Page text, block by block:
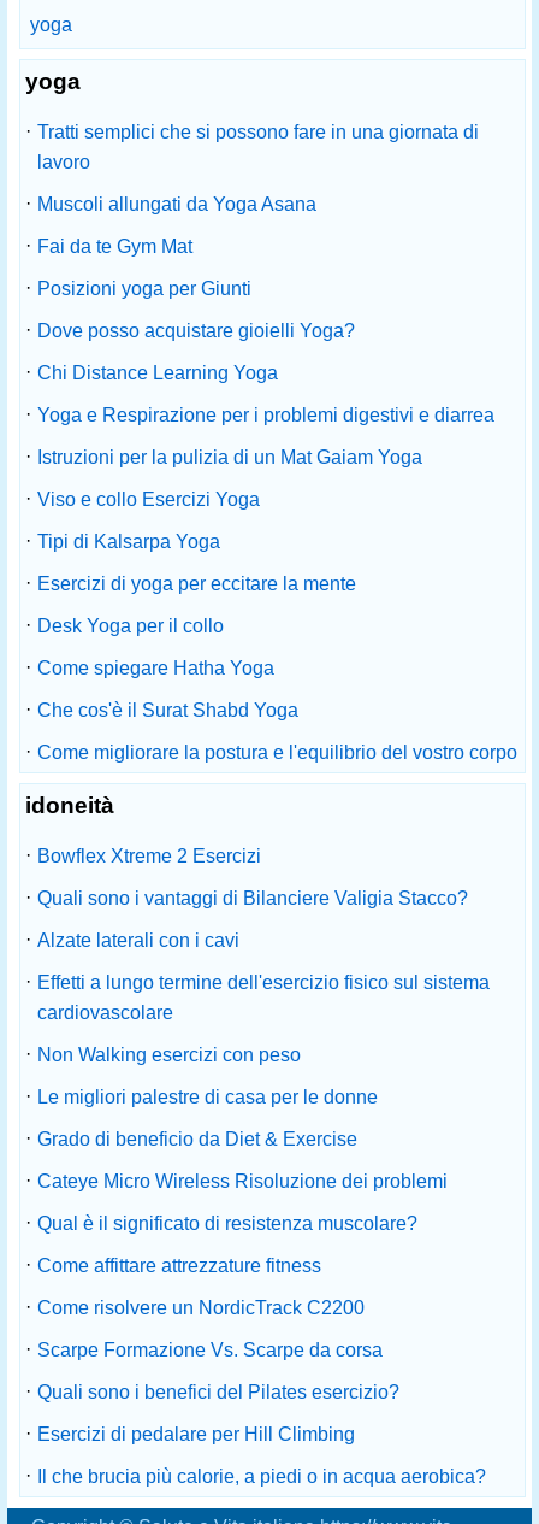
yoga
yoga
· Tratti semplici che si possono fare in una giornata di
lavoro
· Muscoli allungati da Yoga Asana
· Fai da te Gym Mat
· Posizioni yoga per Giunti
· Dove posso acquistare gioielli Yoga?
· Chi Distance Learning Yoga
· Yoga e Respirazione per i problemi digestivi e diarrea
· Istruzioni per la pulizia di un Mat Gaiam Yoga
· Viso e collo Esercizi Yoga
· Tipi di Kalsarpa Yoga
· Esercizi di yoga per eccitare la mente
· Desk Yoga per il collo
· Come spiegare Hatha Yoga
· Che cos'è il Surat Shabd Yoga
· Come migliorare la postura e l'equilibrio del vostro corpo
idoneità
· Bowflex Xtreme 2 Esercizi
· Quali sono i vantaggi di Bilanciere Valigia Stacco?
· Alzate laterali con i cavi
· Effetti a lungo termine dell'esercizio fisico sul sistema
cardiovascolare
· Non Walking esercizi con peso
· Le migliori palestre di casa per le donne
· Grado di beneficio da Diet & Exercise
· Cateye Micro Wireless Risoluzione dei problemi
· Qual è il significato di resistenza muscolare?
· Come affittare attrezzature fitness
· Come risolvere un NordicTrack C2200
· Scarpe Formazione Vs. Scarpe da corsa
· Quali sono i benefici del Pilates esercizio?
· Esercizi di pedalare per Hill Climbing
·
Il che brucia più calorie, a piedi o in acqua aerobica?